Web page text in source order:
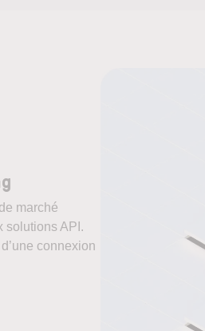
marché
solutions API.
connexion